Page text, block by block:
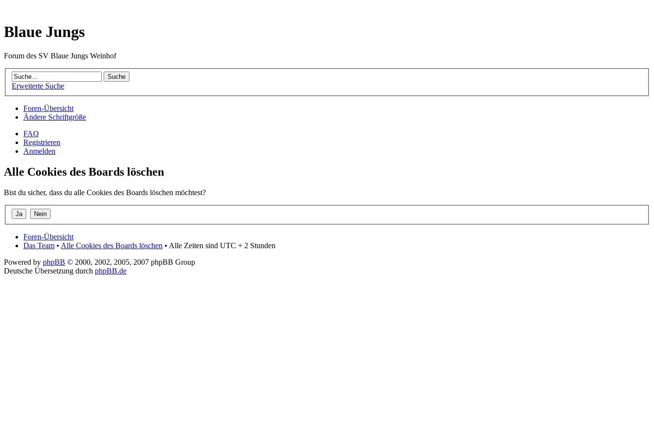
Blaue Jungs
Forum des SV Blaue Jungs Weinhof
Erweiterte Suche
Foren-Übersicht
Ändere Schriftgröße
FAQ
Registrieren
Anmelden
Alle Cookies des Boards löschen
Bist du sicher, dass du alle Cookies des Boards löschen möchtest?
Foren-Übersicht
Das Team • Alle Cookies des Boards löschen • Alle Zeiten sind UTC + 2 Stunden
Powered by phpBB © 2000, 2002, 2005, 2007 phpBB Group
Deutsche Übersetzung durch phpBB.de